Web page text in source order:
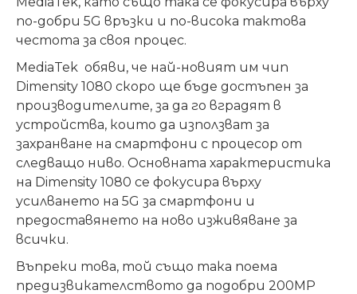
по-добри 5G връзки и по-висока тактова
честота за своя процес.
MediaTek обяви, че най-новият им чип
Dimensity 1080 скоро ще бъде достъпен за
производителите, за да го вградят в
устройства, които да използват за
захранване на смартфони с процесор от
следващо ниво. Основната характеристика
на Dimensity 1080 се фокусира върху
усилването на 5G за смартфони и
предоставянето на ново изживяване за
всички.
Въпреки това, той също така поема
предизвикателството да подобри 200MP